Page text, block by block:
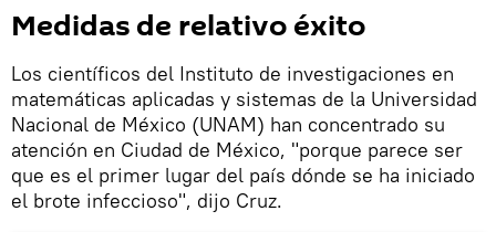
Medidas de relativo éxito
Los científicos del Instituto de investigaciones en
matemáticas aplicadas y sistemas de la Universidad
Nacional de México (UNAM) han concentrado su
atención en Ciudad de México, "porque parece ser
que es el primer lugar del país dónde se ha iniciado
el brote infeccioso", dijo Cruz.